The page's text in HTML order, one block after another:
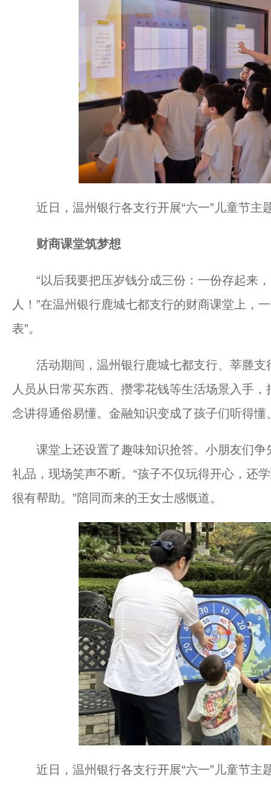
近日，温州银行各支行开展“六一”儿童节主
财商课堂筑梦想
“以后我要把压岁钱分成三份：一份存起来，
人！”在温州银行鹿城七都支行的财商课堂上，
表”。
活动期间，温州银行鹿城七都支行、莘塍支
人员从日常买东西、攒零花钱等生活场景入手
念讲得通俗易懂。金融知识变成了孩子们听得懂
课堂上还设置了趣味知识抢答。小朋友们争
礼品，现场笑声不断。“孩子不仅玩得开心，还
很有帮助。”陪同而来的王女士感慨道。
近日，温州银行各支行开展“六一”儿童节主